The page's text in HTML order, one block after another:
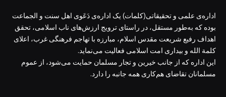
اداره‌ی علمی و تحقیقاتی(کلمات) یک اداره‌ی دَعَوی اهل سنت و الجماعت
بوده که به‌طور مستقل، در راستای ترویج ارزش‌های ناب اسلامی، تحقق
اهداف رفیع شریعت مقدس اسلام، مبارزه با تهاجم فرهنگی غرب، اعلای
کلمة الله و بیداری امت اسلامی فعالیت می‌نماید.
این اداره که از جانب خیرین و تجار مسلمان حمایت می‌شود، از عموم
مسلمانان تقاضای هم‌کاری همه جانبه را دارد.